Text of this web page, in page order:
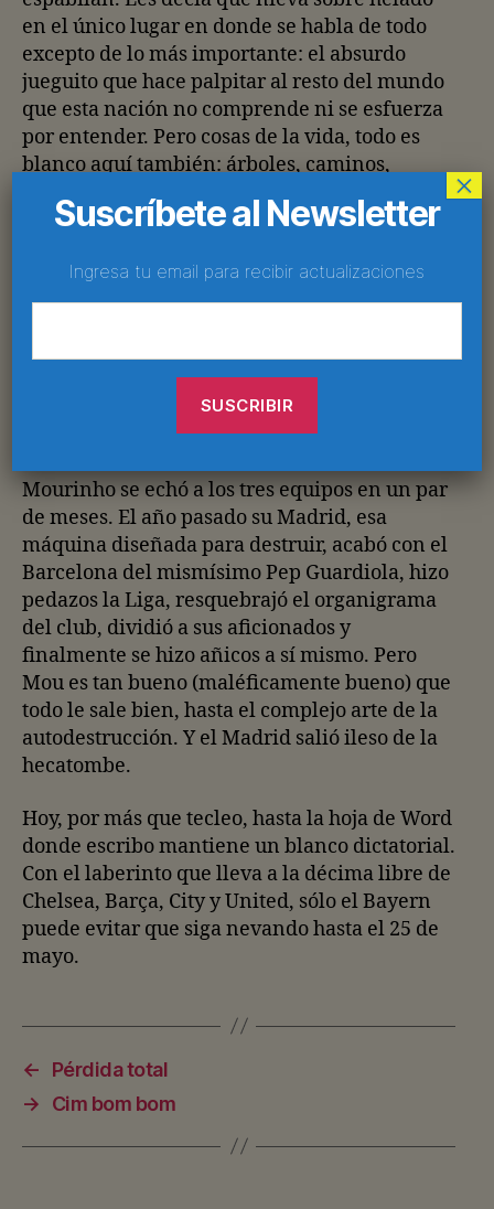
en el único lugar en donde se habla de todo
excepto de lo más importante: el absurdo
jueguito que hace palpitar al resto del mundo
que esta nación no comprende ni se esfuerza
por entender. Pero cosas de la vida, todo es
blanco aquí también: árboles, caminos,
praderas… Y mi coche, cómo no,
taciturnamente forrado por varias pulgadas
El United pudo adelantar la primavera pero
demasiado viejo para rebelarse ante el
destino. Cuando el Manchester United
enfrenta a Real Madrid o Barcelona pierde en
automático toda mística y personalidad.
Mourinho se echó a los tres equipos en un par
de meses. El año pasado su Madrid, esa
máquina diseñada para destruir, acabó con el
Barcelona del mismísimo Pep Guardiola, hizo
pedazos la Liga, resquebrajó el organigrama
del club, dividió a sus aficionados y
finalmente se hizo añicos a sí mismo. Pero
Mou es tan bueno (maléficamente bueno) que
todo le sale bien, hasta el complejo arte de la
autodestrucción. Y el Madrid salió ileso de la
hecatombe.
Hoy, por más que tecleo, hasta la hoja de Word
donde escribo mantiene un blanco dictatorial.
Con el laberinto que lleva a la décima libre de
Chelsea, Barça, City y United, sólo el Bayern
puede evitar que siga nevando hasta el 25 de
mayo.
←
Pérdida total
→
Cim bom bom
Suscríbete al Newsletter
Ingresa tu email para recibir actualizaciones
×